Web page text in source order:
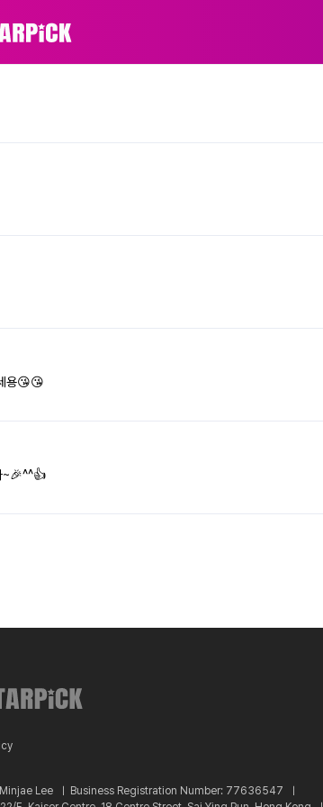
용😘😘
~🎉^^👍
Lee ㅣ Business Registration Number: 77636547 ㅣ